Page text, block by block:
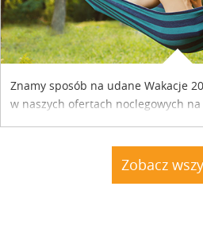
Znamy sposób na udane Wakacje
w naszych ofertach noclegowych na
Zobacz